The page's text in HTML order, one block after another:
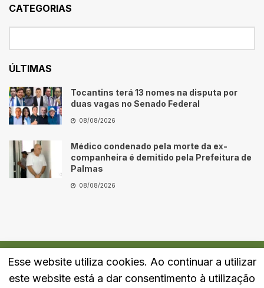
CATEGORIAS
ÚLTIMAS
Tocantins terá 13 nomes na disputa por
duas vagas no Senado Federal
08/08/2026
Médico condenado pela morte da ex-
companheira é demitido pela Prefeitura de
Palmas
08/08/2026
Quem Somos Fale Conosco Política de Privacidade
Esse website utiliza cookies. Ao continuar a utilizar
este website está a dar consentimento à utilização